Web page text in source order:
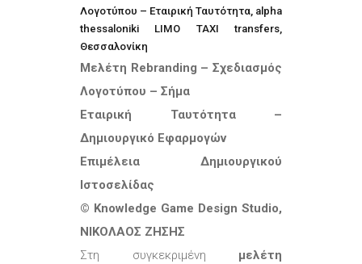
Λογοτύπου – Εταιρική Ταυτότητα, alpha
thessaloniki LIMO TAXI transfers,
Θεσσαλονίκη
Μελέτη Rebranding – Σχεδιασμός
Λογοτύπου – Σήμα
Εταιρική Ταυτότητα –
Δημιουργικό Εφαρμογών
Επιμέλεια Δημιουργικού
Ιστοσελίδας
© Knowledge Game Design Studio,
ΝΙΚΟΛΑΟΣ ΖΗΣΗΣ
Στη συγκεκριμένη μελέτη